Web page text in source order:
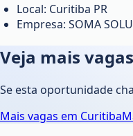
Local: Curitiba PR
Empresa: SOMA
Veja mais
Se esta oportunidade
Mais vagas em Curitiba